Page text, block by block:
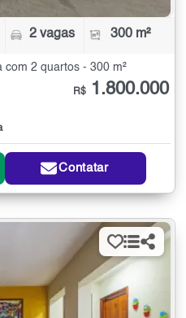
2 vagas 300 m²
com 2 quartos - 300 m²
R$ 1.800.000
Contatar